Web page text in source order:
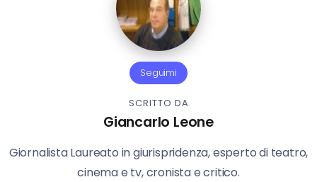
Seguimi
SCRITTO DA
Giancarlo Leone
Giornalista Laureato in giurispridenza, esperto di teatro,
cinema e tv, cronista e critico.